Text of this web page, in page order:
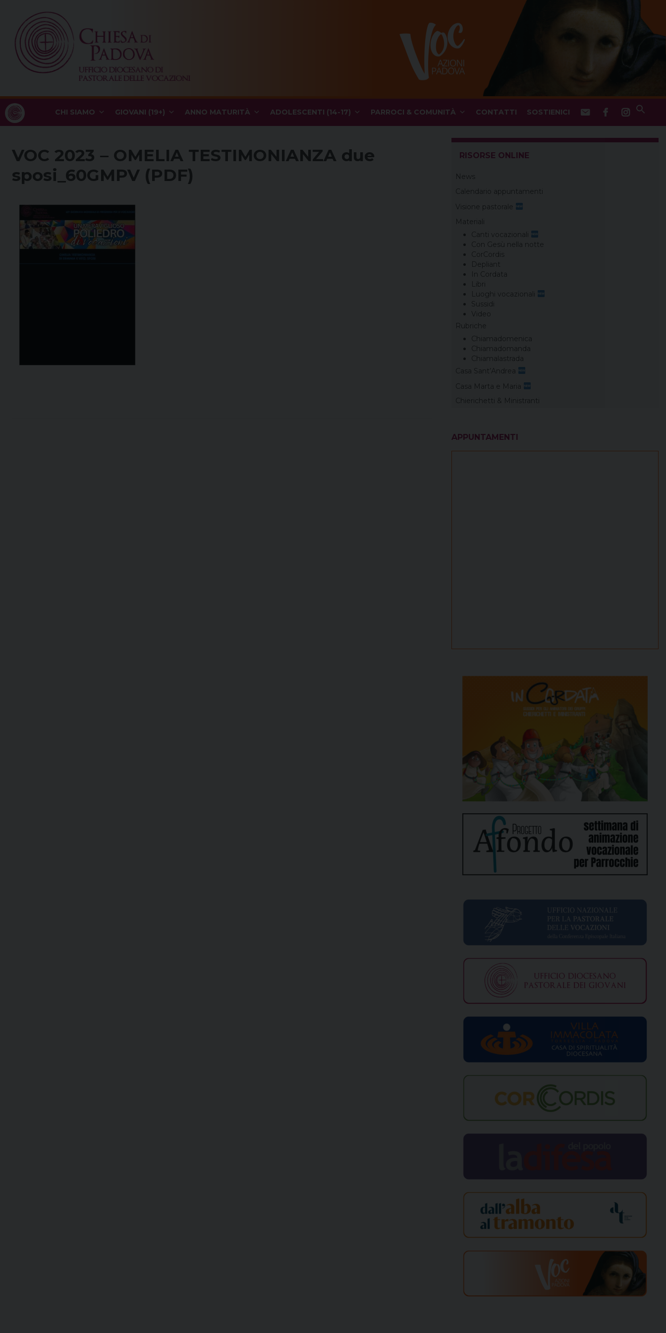
content
CHI SIAMO GIOVANI (19+) ANNO MATURITÀ ADOLESCENTI (14-17) PARROCI & COMUNITÀ CONTATTI SOSTIENICI
VOC 2023 – OMELIA TESTIMONIANZA due
sposi_60GMPV (PDF)
RISORSE ONLINE
News
Calendario appuntamenti
Visione pastorale
Materiali
Canti vocazionali
Con Gesù nella notte
CorCordis
Depliant
In Cordata
Libri
Luoghi vocazionali
Sussidi
Video
Rubriche
Chiamadomenica
Chiamadomanda
Chiamalastrada
Casa Sant’Andrea
Casa Marta e Maria
Chierichetti & Ministranti
APPUNTAMENTI